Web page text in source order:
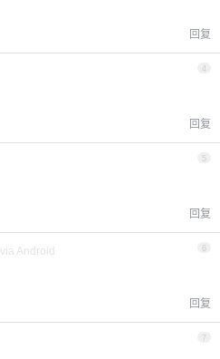
回复
4
回复
5
回复
via Android 6
回复
7